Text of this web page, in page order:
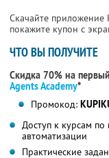
Скачайте приложение
покажите купон с
ЧТО ВЫ ПОЛУЧИТЕ
Скидка 70% на
Agents Academy*
Промокод:
Доступ к курсам по
автоматизации
Практические